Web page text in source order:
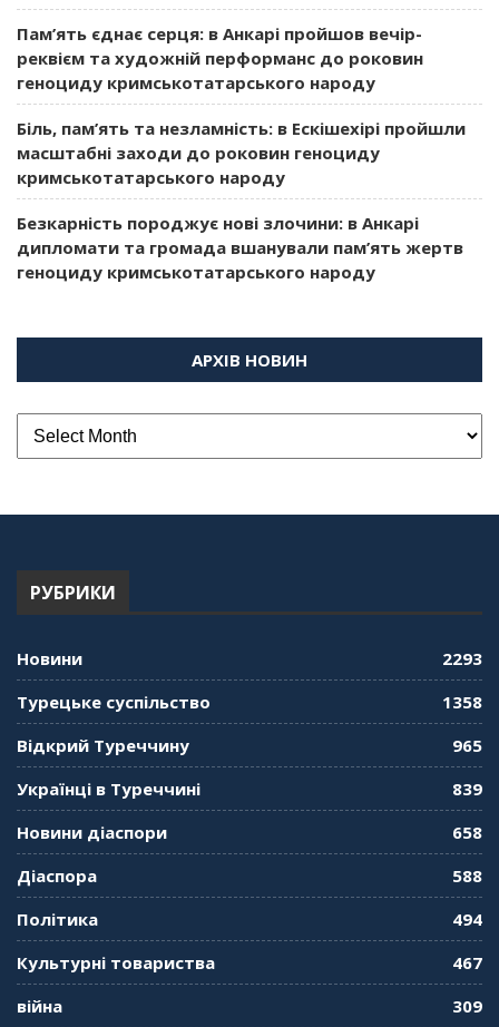
Пам’ять єднає серця: в Анкарі пройшов вечір-
реквієм та художній перформанс до роковин
геноциду кримськотатарського народу
Біль, пам’ять та незламність: в Ескішехірі пройшли
масштабні заходи до роковин геноциду
кримськотатарського народу
Безкарність породжує нові злочини: в Анкарі
дипломати та громада вшанували пам’ять жертв
геноциду кримськотатарського народу
АРХІВ НОВИН
РУБРИКИ
Новини
2293
Турецьке суспільство
1358
Відкрий Туреччину
965
Українці в Туреччині
839
Новини діаспори
658
Діаспора
588
Політика
494
Культурні товариства
467
війна
309